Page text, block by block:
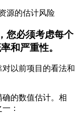
源的估计风险
您必须考虑每个
和严重性。
以前项目的看法和
的数值估计。相
：